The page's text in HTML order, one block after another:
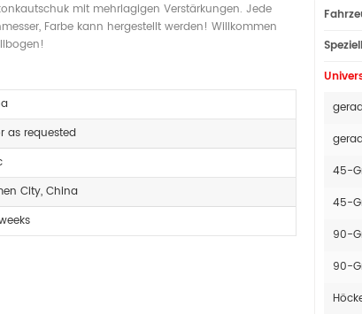
mit mehrlagigen Verstärkungen. Jede
Farbe kann hergestellt werden! Willkommen
as requested
City, China
45-
45-
90-
90-